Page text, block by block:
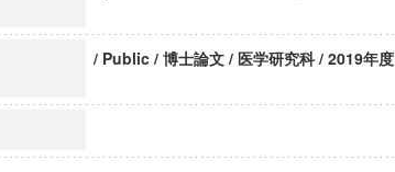
/ Public / 博士論文 / 医学研究科 / 2019年度